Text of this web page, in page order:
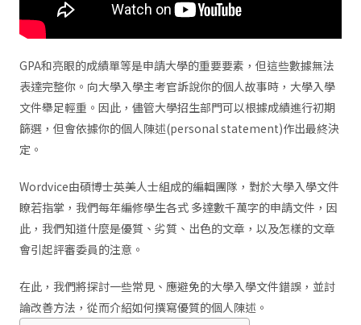
GPA和亮眼的成績單等是申請大學的重要要素，但這些數據無法
表達完整你。向大學入學主考官訴說你的個人故事時，大學入學
文件舉足輕重。因此，儘管大學招生部門可以根據成績進行初期
篩選，但會依據你的個人陳述(personal statement)作出最終決
定。
Wordvice由碩博士英美人士組成的編輯團隊，對於大學入學文件
瞭若指掌，我們每年編修學生各式 多達數千萬字的申請文件，因
此，我們知道什麼是優質、劣質、出色的文章，以及怎樣的文章
會引起評審委員的注意。
在此，我們將探討一些常見、應避免的大學入學文件錯誤，並討
論改善方法，從而介紹如何撰寫優質的個人陳述。